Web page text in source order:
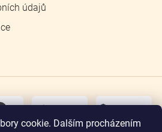
cookie. Dalším procházením
údajů